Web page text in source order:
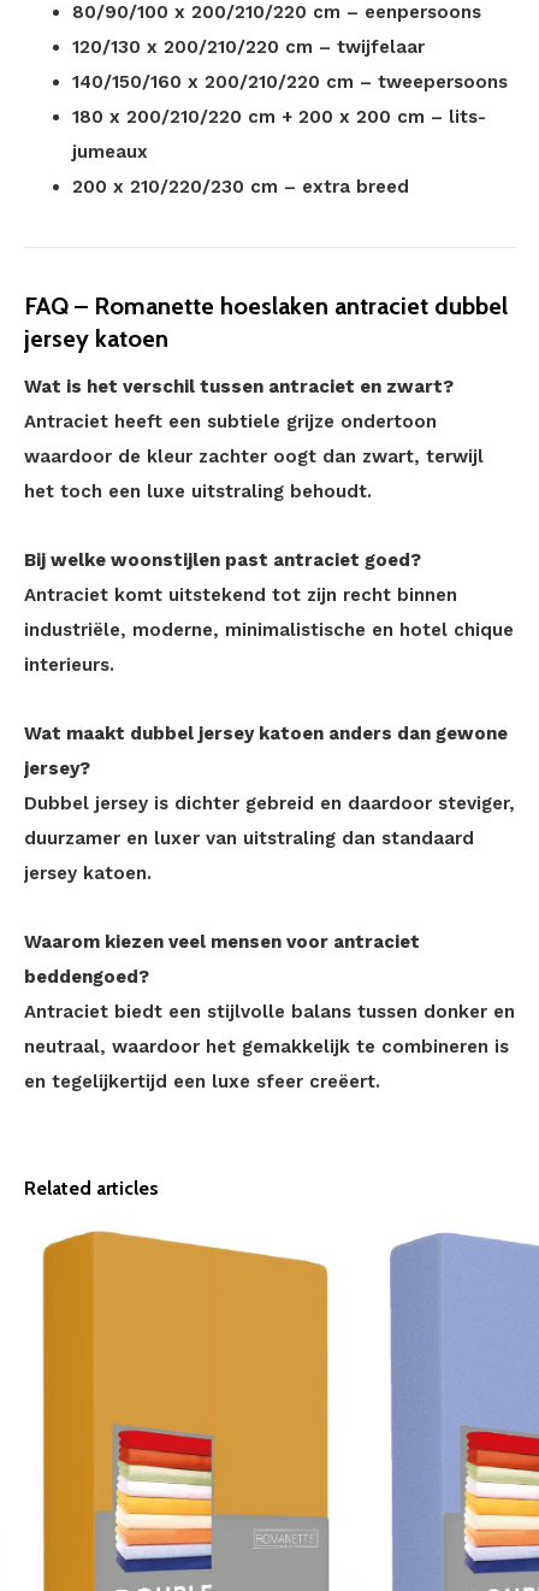
80/90/100 x 200/210/220 cm – eenpersoons
120/130 x 200/210/220 cm – twijfelaar
140/150/160 x 200/210/220 cm – tweepersoons
180 x 200/210/220 cm + 200 x 200 cm – lits-
jumeaux
200 x 210/220/230 cm – extra breed
FAQ – Romanette hoeslaken antraciet dubbel
jersey katoen
Wat is het verschil tussen antraciet en zwart?
Antraciet heeft een subtiele grijze ondertoon
waardoor de kleur zachter oogt dan zwart, terwijl
het toch een luxe uitstraling behoudt.
Bij welke woonstijlen past antraciet goed?
Antraciet komt uitstekend tot zijn recht binnen
industriële, moderne, minimalistische en hotel chique
interieurs.
Wat maakt dubbel jersey katoen anders dan gewone
jersey?
Dubbel jersey is dichter gebreid en daardoor steviger,
duurzamer en luxer van uitstraling dan standaard
jersey katoen.
Waarom kiezen veel mensen voor antraciet
beddengoed?
Antraciet biedt een stijlvolle balans tussen donker en
neutraal, waardoor het gemakkelijk te combineren is
en tegelijkertijd een luxe sfeer creëert.
Related articles